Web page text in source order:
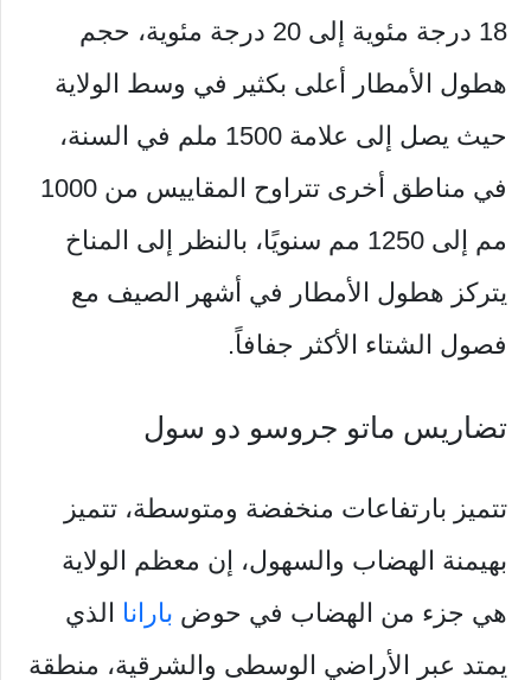
18 درجة مئوية إلى 20 درجة مئوية، حجم
هطول الأمطار أعلى بكثير في وسط الولاية
حيث يصل إلى علامة 1500 ملم في السنة،
في مناطق أخرى تتراوح المقاييس من 1000
مم إلى 1250 مم سنويًا، بالنظر إلى المناخ
يتركز هطول الأمطار في أشهر الصيف مع
فصول الشتاء الأكثر جفافاً.
تضاريس ماتو جروسو دو سول
تتميز بارتفاعات منخفضة ومتوسطة، تتميز
بهيمنة الهضاب والسهول، إن معظم الولاية
هي جزء من الهضاب في حوض بارانا الذي
يمتد عبر الأراضي الوسطى والشرقية، منطقة